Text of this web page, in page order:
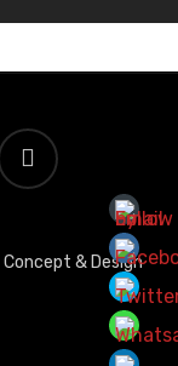
email
Concept & Design